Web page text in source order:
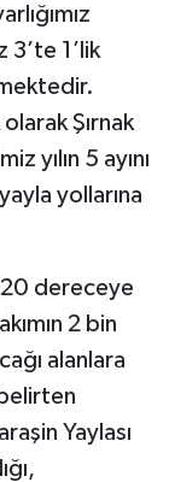
3’te 1’lik
Şırnak
yılın 5 ayını
yollarına
20 dereceye
2 bin
alanlara
Yaylası